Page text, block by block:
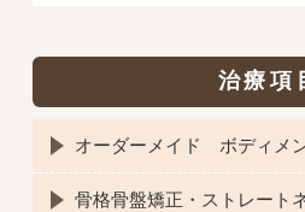
治療項
オーダーメイド ボディメ
骨格骨盤矯正・ストレート